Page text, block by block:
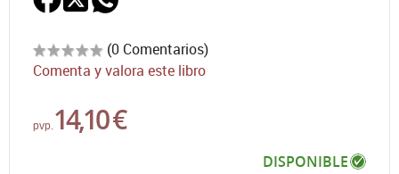
(0 Comentarios)
Comenta y valora este libro
pvp.14,10 €
DISPONIBLE